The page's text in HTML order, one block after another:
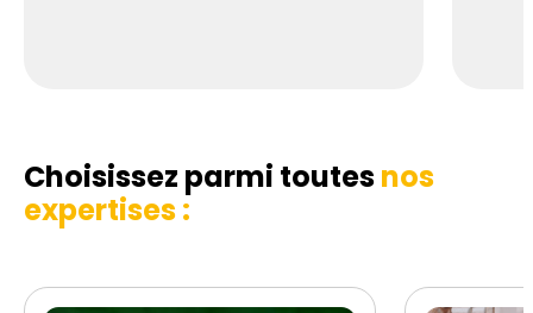
Choisissez parmi toutesnos
expertises :